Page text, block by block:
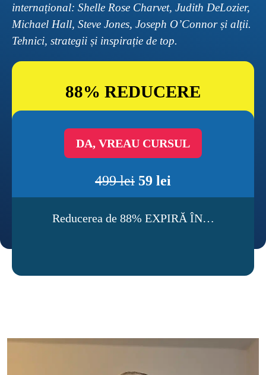
internațional: Shelle Rose Charvet, Judith DeLozier,
Michael Hall, Steve Jones, Joseph O’Connor și alții.
Tehnici, strategii și inspirație de top.
88% REDUCERE
DA, VREAU CURSUL
499 lei 59 lei
Reducerea de 88% EXPIRĂ ÎN…